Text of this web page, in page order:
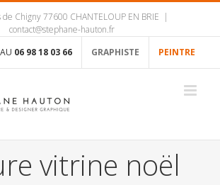
de Chigny 77600 CHANTELOUP EN BRIE |
contact@stephane-hauton.fr
06 98 18 03 66 GRAPHISTE PEINTRE
vitrine noël